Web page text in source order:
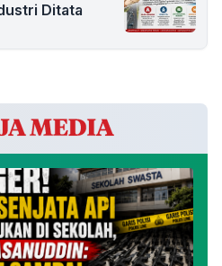
Ditata